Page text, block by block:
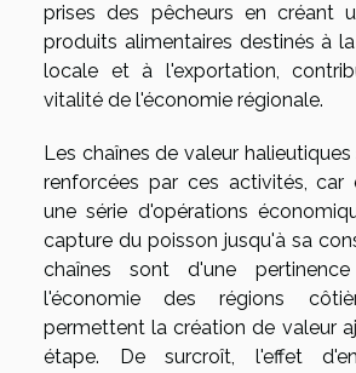
prises des pêcheurs en créant
produits alimentaires destinés à
locale et à l'exportation,
vitalité de l'économie régionale.
Les chaînes de valeur
renforcées par ces activités, car
une série d'opérations
capture du poisson jusqu'à sa
chaînes sont d'une
l'économie des régions
permettent la création de valeur
étape. De surcroît, l'effet